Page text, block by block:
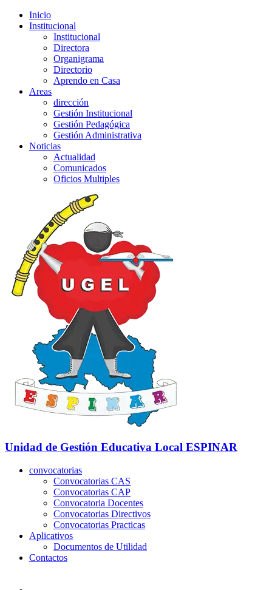
Inicio
Institucional
Institucional
Directora
Organigrama
Directorio
Aprendo en Casa
Areas
dirección
Gestión Institucional
Gestión Pedagógica
Gestión Administrativa
Noticias
Actualidad
Comunicados
Oficios Multiples
Unidad de Gestión Educativa Local ESPINAR
convocatorias
Convocatorias CAS
Convocatorias CAP
Convocatoria Docentes
Convocatorias Directivos
Convocatorias Practicas
Aplicativos
Documentos de Utilidad
Contactos